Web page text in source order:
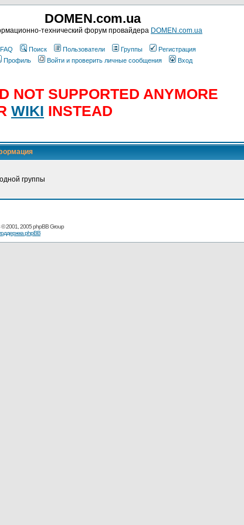
DOMEN.com.ua
технический форум провайдера DOMEN.com.ua
FAQ Поиск Пользователи Группы
Регистрация
Профиль
Войти и проверить личные сообщения Вход
NOT SUPPORTED ANYMORE
WIKI INSTEAD
группы
© 2001, 2005 phpBB Group
phpBB